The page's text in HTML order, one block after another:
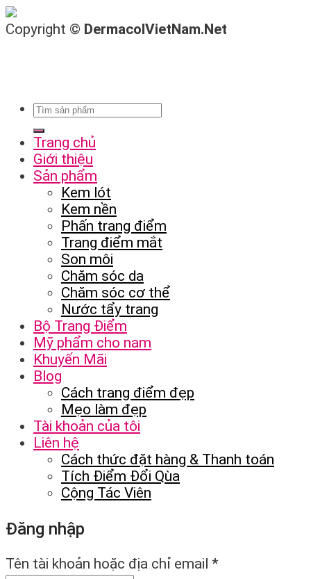
Copyright © DermacolVietNam.Net
Trang chủ
Giới thiệu
Sản phẩm
Kem lót
Kem nền
Phấn trang điểm
Trang điểm mắt
Son môi
Chăm sóc da
Chăm sóc cơ thể
Nước tẩy trang
Bộ Trang Điểm
Mỹ phẩm cho nam
Khuyến Mãi
Blog
Cách trang điểm đẹp
Mẹo làm đẹp
Tài khoản của tôi
Liên hệ
Cách thức đặt hàng & Thanh toán
Tích Điểm Đổi Qùa
Cộng Tác Viên
Đăng nhập
Tên tài khoản hoặc địa chỉ email *